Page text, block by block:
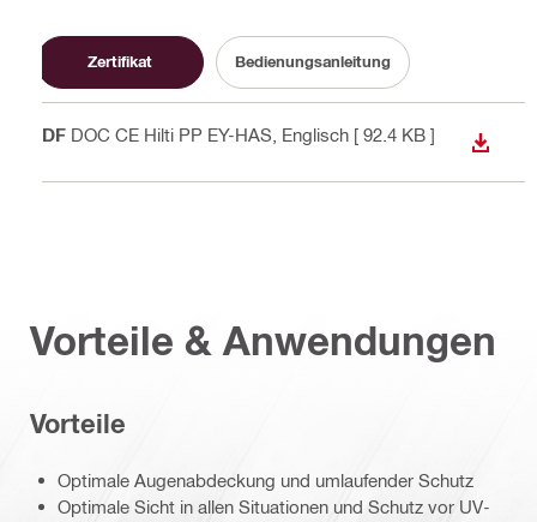
Zertifikat Bedienungsanleitung
PDF DOC CE Hilti PP EY-HAS , Englisch [ 92.4 KB ]
Vorteile & Anwendungen
Vorteile
Optimale Augenabdeckung und umlaufender Schutz
Optimale Sicht in allen Situationen und Schutz vor UV-